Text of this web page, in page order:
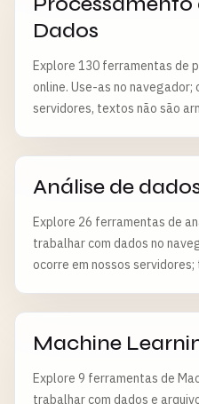
Dados
Explore 130 ferramentas de
online. Use-as no
servidores, textos não são
Análise de
Explore 26 ferramentas de
trabalhar com dados no
ocorre em nossos
Machine
Explore 9 ferramentas de
trabalhar com dados e